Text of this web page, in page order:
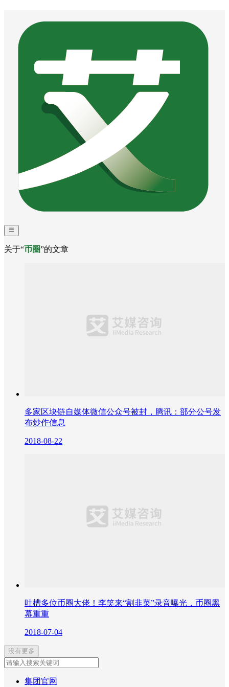
关于“币圈”的文章
多家区块链自媒体微信公众号被封，腾讯：部分公号发
布炒作信息
2018-08-22
吐槽多位币圈大佬！李笑来“割韭菜”录音曝光，币圈黑
幕重重
2018-07-04
没有更多
集团官网